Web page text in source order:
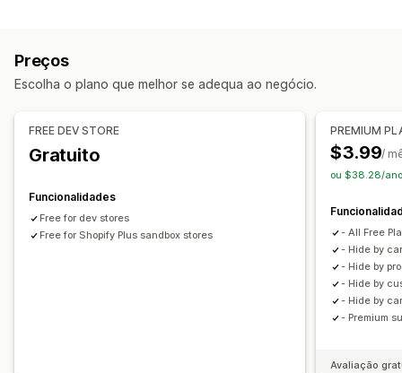
Preços
Escolha o plano que melhor se adequa ao negócio.
FREE DEV STORE
Gratuito
Funcionalidades
Free for dev stores
Free for Shopify Plus sandbox stores
PREMIUM
$3.99/
ou $38.28/
- All Free
- Hide by
- Hide by
- Hide by
- Hide by
- Premium
Avaliação